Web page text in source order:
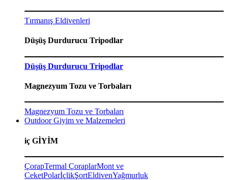
Tırmanış Eldivenleri
Düşüş Durdurucu Tripodlar
Düşüş Durdurucu Tripodlar
Magnezyum Tozu ve Torbaları
Magnezyum Tozu ve Torbaları
Outdoor Giyim ve Malzemeleri
iç GİYİM
ÇorapTermal ÇoraplarMont ve
CeketPolarİçlikŞortEldivenYağmurluk